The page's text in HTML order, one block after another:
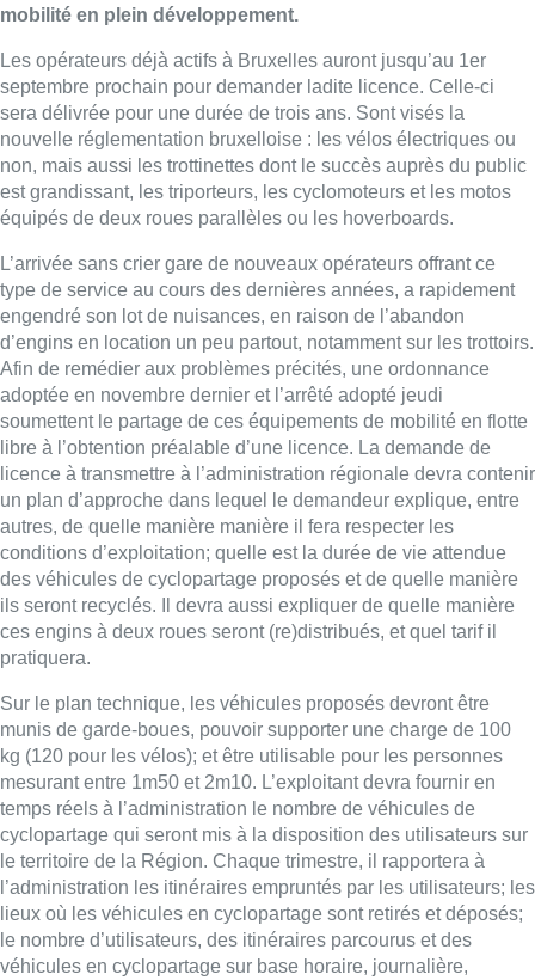
mobilité en plein développement.
Les opérateurs déjà actifs à Bruxelles auront jusqu’au 1er
septembre prochain pour demander ladite licence. Celle-ci
sera délivrée pour une durée de trois ans. Sont visés la
nouvelle réglementation bruxelloise : les vélos électriques ou
non, mais aussi les trottinettes dont le succès auprès du public
est grandissant, les triporteurs, les cyclomoteurs et les motos
équipés de deux roues parallèles ou les hoverboards.
L’arrivée sans crier gare de nouveaux opérateurs offrant ce
type de service au cours des dernières années, a rapidement
engendré son lot de nuisances, en raison de l’abandon
d’engins en location un peu partout, notamment sur les trottoirs.
Afin de remédier aux problèmes précités, une ordonnance
adoptée en novembre dernier et l’arrêté adopté jeudi
soumettent le partage de ces équipements de mobilité en flotte
libre à l’obtention préalable d’une licence. La demande de
licence à transmettre à l’administration régionale devra contenir
un plan d’approche dans lequel le demandeur explique, entre
autres, de quelle manière manière il fera respecter les
conditions d’exploitation; quelle est la durée de vie attendue
des véhicules de cyclopartage proposés et de quelle manière
ils seront recyclés. Il devra aussi expliquer de quelle manière
ces engins à deux roues seront (re)distribués, et quel tarif il
pratiquera.
Sur le plan technique, les véhicules proposés devront être
munis de garde-boues, pouvoir supporter une charge de 100
kg (120 pour les vélos); et être utilisable pour les personnes
mesurant entre 1m50 et 2m10. L’exploitant devra fournir en
temps réels à l’administration le nombre de véhicules de
cyclopartage qui seront mis à la disposition des utilisateurs sur
le territoire de la Région. Chaque trimestre, il rapportera à
l’administration les itinéraires empruntés par les utilisateurs; les
lieux où les véhicules en cyclopartage sont retirés et déposés;
le nombre d’utilisateurs, des itinéraires parcourus et des
véhicules en cyclopartage sur base horaire, journalière,